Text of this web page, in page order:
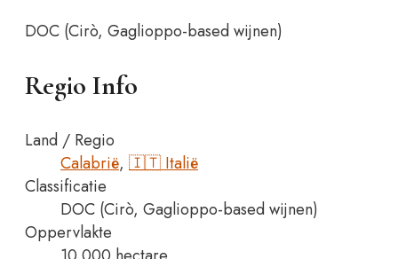
DOC (Cirò, Gaglioppo-based wijnen)
Regio Info
Land / Regio
Calabrië, 🇮🇹 Italië
Classificatie
DOC (Cirò, Gaglioppo-based wijnen)
Oppervlakte